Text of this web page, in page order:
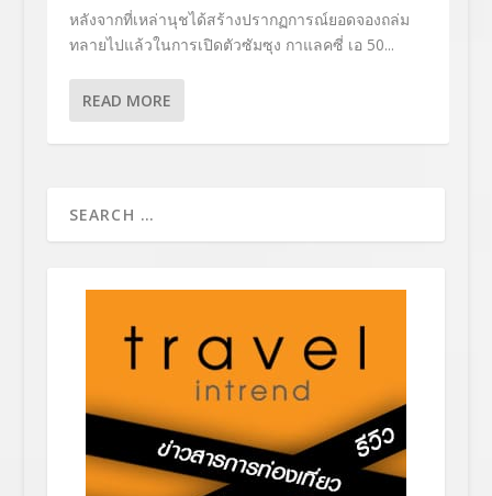
หลังจากที่เหล่านุชได้สร้างปรากฏการณ์ยอดจองถล่ม
ทลายไปแล้วในการเปิดตัวซัมซุง กาแลคซี่ เอ 50...
READ MORE